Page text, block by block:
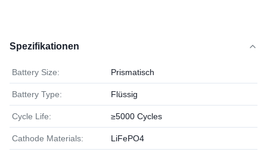
Spezifikationen
Battery Size: Prismatisch
Battery Type: Flüssig
Cycle Life: ≥5000 Cycles
Cathode Materials: LiFePO4